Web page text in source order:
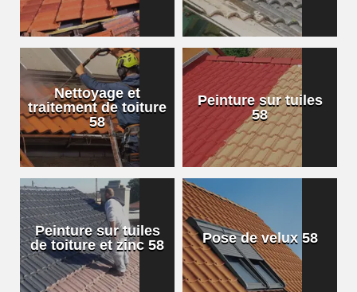
Nettoyage et
traitement de toiture
58
Peinture sur tuiles
58
Peinture sur tuiles
de toiture et zinc 58
Pose de velux 58